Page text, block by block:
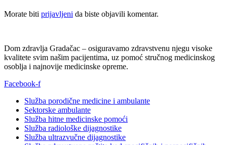
Morate biti prijavljeni da biste objavili komentar.
Dom zdravlja Gradačac – osiguravamo zdravstvenu njegu visoke
kvalitete svim našim pacijentima, uz pomoć stručnog medicinskog
osoblja i najnovije medicinske opreme.
Facebook-f
Služba porodične medicine i ambulante
Sektorske ambulante
Služba hitne medicinske pomoći
Služba radiološke dijagnostike
Služba ultrazvučne dijagnostike